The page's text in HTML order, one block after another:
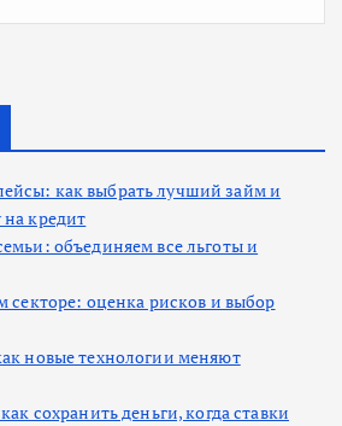
как выбрать лучший займ и
кредит
объединяем все льготы и
оценка рисков и выбор
новые технологии меняют
сохранить деньги, когда ставки